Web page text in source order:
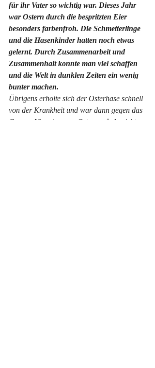
für ihr Vater so wichtig war. Dieses Jahr
war Ostern durch die bespritzten Eier
besonders farbenfroh. Die Schmetterlinge
und die Hasenkinder hatten noch etwas
gelernt. Durch Zusammenarbeit und
Zusammenhalt konnte man viel schaffen
und die Welt in dunklen Zeiten ein wenig
bunter machen.
Übrigens erholte sich der Osterhase schnell
von der Krankheit und war dann gegen das
Corona-Virus immun. Ostern würde nicht